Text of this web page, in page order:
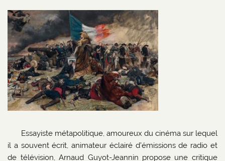
Essayiste métapolitique, amoureux du cinéma sur lequel
il a souvent écrit, animateur éclairé d’émissions de radio et
de télévision, Arnaud Guyot-Jeannin propose une critique